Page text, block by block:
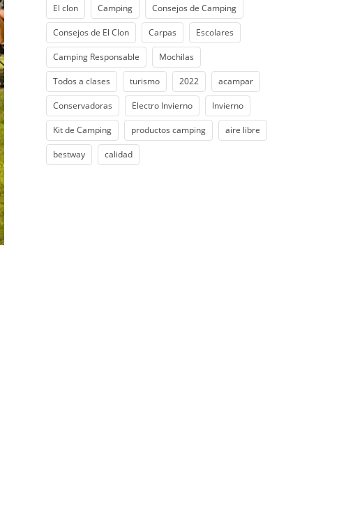
El clon Camping Consejos de Camping
Consejos de El Clon Carpas Escolares
Camping Responsable Mochilas
Todos a clases turismo 2022 acampar
Conservadoras Electro Invierno Invierno
Kit de Camping productos camping aire libre
bestway calidad